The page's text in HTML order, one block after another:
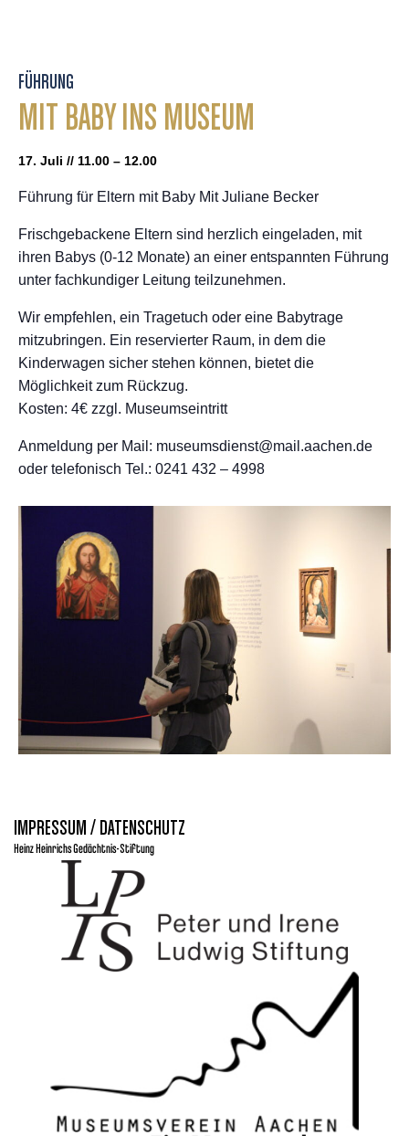
FÜHRUNG
MIT BABY INS MUSEUM
17. Juli // 11.00 – 12.00
Führung für Eltern mit Baby Mit Juliane Becker
Frischgebackene Eltern sind herzlich eingeladen, mit
ihren Babys (0-12 Monate) an einer entspannten Führung
unter fachkundiger Leitung teilzunehmen.
Wir empfehlen, ein Tragetuch oder eine Babytrage
mitzubringen. Ein reservierter Raum, in dem die
Kinderwagen sicher stehen können, bietet die
Möglichkeit zum Rückzug.
Kosten: 4€ zzgl. Museumseintritt
Anmeldung per Mail: museumsdienst@mail.aachen.de
oder telefonisch Tel.: 0241 432 – 4998
IMPRESSUM / DATENSCHUTZ
Heinz Heinrichs Gedächtnis-Stiftung